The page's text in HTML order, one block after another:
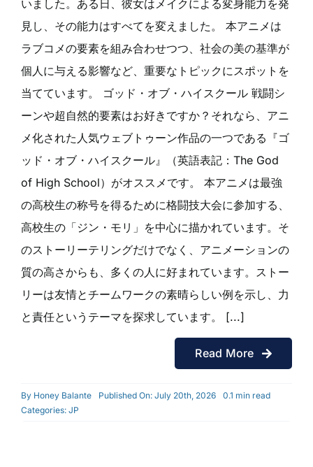
いました。ある日、彼女はメイクによる変身能力を発
見し、その能力はすべてを変えました。 本アニメは
ラブコメの要素を組み合わせつつ、社会の美の基準が
個人に与える影響など、重要なトピックにスポットを
当てています。 ゴッド・オブ・ハイスクール 戦闘シ
ーンや超自然的要素はお好きですか？それなら、アニ
メ化された人気ウェブトゥーン作品の一つである『ゴ
ッド・オブ・ハイスクール』（英語表記：The God
of High School）がオススメです。 本アニメは最強
の高校生の称号を得るために格闘技大会に参加する、
高校生の「ジン・モリ」を中心に描かれています。そ
のストーリーテリングだけでなく、アニメーションの
質の高さからも、多くの人に好まれています。ストー
リーは友情とチームワークの素晴らしい例を示し、力
と責任というテーマを探求しています。 [...]
Read More
By Honey Balante Published On: July 20th, 2026
0.1 min read
Categories: JP